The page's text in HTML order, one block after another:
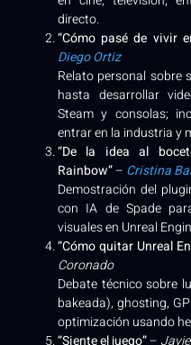
directo.
“Cómo pasé de vivir
Diego Ortiz
Relato personal sobre
hasta desarrollar
Steam y consolas;
entrar en la industria y
“De la idea al
Rainbow”– Cristina
Demostración del
con IA de Spade
visuales en Unreal
“Cómo quitar Unreal
Coronado
Debate técnico sobre
bakeada), ghosting,
optimización usando
“Siente el juego”–